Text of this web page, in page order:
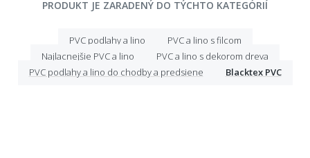
PRODUKT JE ZARADENÝ DO TÝCHTO KATEGÓRIÍ
PVC podlahy a lino
PVC a lino s filcom
Najlacnejšie PVC a lino
PVC a lino s dekorom dreva
PVC podlahy a lino do chodby a predsiene
Blacktex PVC